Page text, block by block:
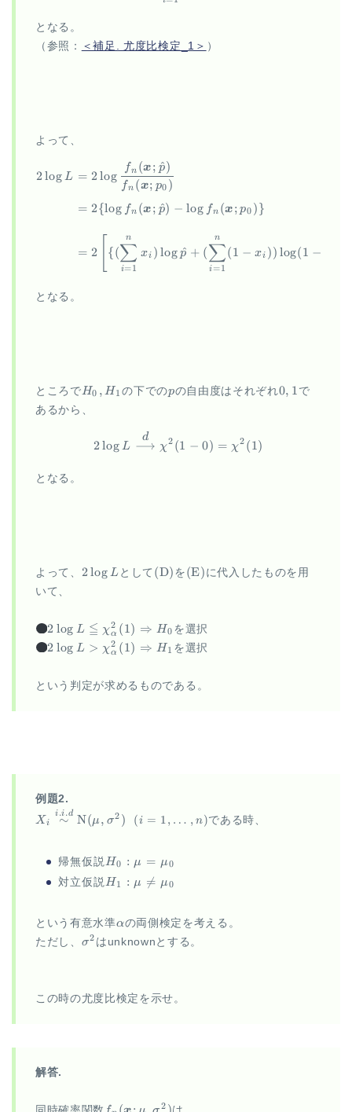
となる。
（参照：
＜補足. 尤度比検定_1＞ ）
よって、
2log L = 2log
fn (x; p0 )
fn (x; p
^)
= 2{log fn (x; p
^) − log fn (x; p0 )}
= 2 {(
i=1
∑
n
xi ) log p
^ + (
i=1
∑
n
(1 − xi )) log(1 −
となる。
ところで H_0,
H0 , H1 の下でのp
pの自由度はそれぞれ0,
0, 1 で
あるから、
\begin{aligned} 2 \log L
2logL ⟶
d
χ2 (1 − 0) = χ2 (1)
となる。
よって、 2
2logL として \mathrm{(D)}
(D) を \mathrm{(E)}
(E) に代入したものを用
いて、
2 \log L \leqq
\chi^2_{\alpha}
(1) \Rightarrow
2 log L ≦ χα
2 (1 ) ⇒ H_0
H0 を選択
2 \log L \gt
2 log L > χα
2 (1 ) ⇒ H_1
H1 を選択
という判定が求めるものである。
例題2.
X_i
\overset{i.i.d}
\sigma^2)~~
{\small (i=1,
\ldots, n)}
Xi ∼
i.i.d N(μ, σ2 ) (i = 1, … , n)である時、
帰無仮説 H_0:
\mu =
\mu_0
H0 : μ = μ0
対立仮説 H_1:
\mu_0
H1 : μ 
= μ0
という有意水準\alpha
αの両側検定を考える。
ただし、 \sigma^2
σ2 はunknownとする。
この時の尤度比検定を示せ。
解答.
同時確率関数 f_n(\vec
( ; 2 )は、